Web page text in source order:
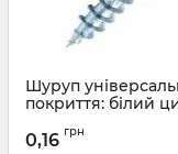
Шуруп
покриття: білий
Артикул:
0,16 грн